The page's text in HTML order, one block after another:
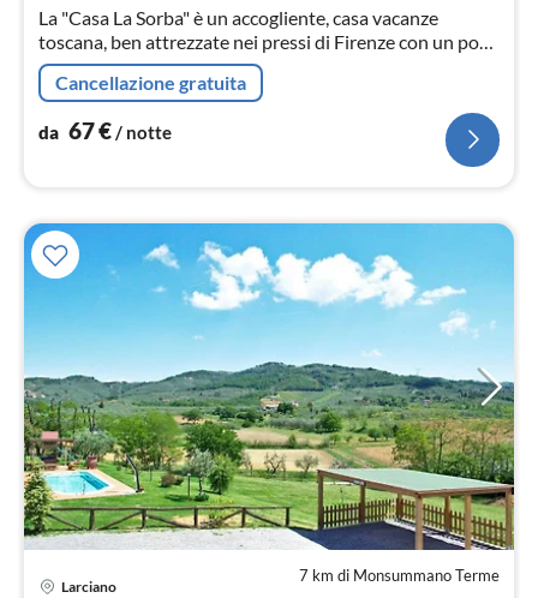
La "Casa La Sorba" è un accogliente, casa vacanze
toscana, ben attrezzate nei pressi di Firenze con un pool
di un'ottima posizione nel giardino
Cancellazione gratuita
da 67€/ notte
7 km di Monsummano Terme
Larciano